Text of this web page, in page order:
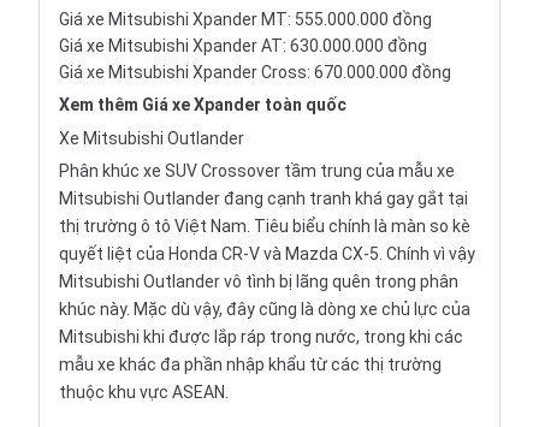
Giá xe Mitsubishi Xpander MT: 555.000.000 đồng
Giá xe Mitsubishi Xpander AT: 630.000.000 đồng
Giá xe Mitsubishi Xpander Cross: 670.000.000 đồng
Xem thêm Giá xe Xpander toàn quốc
Xe Mitsubishi Outlander
Phân khúc xe SUV Crossover tầm trung của mẫu xe
Mitsubishi Outlander đang cạnh tranh khá gay gắt tại
thị trường ô tô Việt Nam. Tiêu biểu chính là màn so kè
quyết liệt của Honda CR-Vvà Mazda CX-5. Chính vì vậy
Mitsubishi Outlander vô tình bị lãng quên trong phân
khúc này. Mặc dù vậy, đây cũng là dòng xe chủ lực của
Mitsubishi khi được lắp ráp trong nước, trong khi các
mẫu xe khác đa phần nhập khẩu từ các thị trường
thuộc khu vực ASEAN.